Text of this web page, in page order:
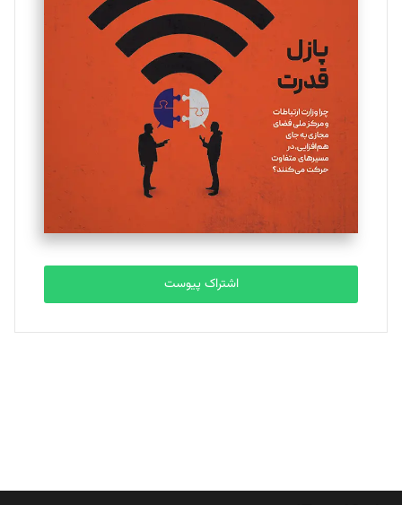
یسنا امان‌پور
تحریریه
ملینا جعفری
تحریریه
مصطفی مسجدی آرانی
تحریریه
بابک نقاش
تحریریه
اشتراک پیوست